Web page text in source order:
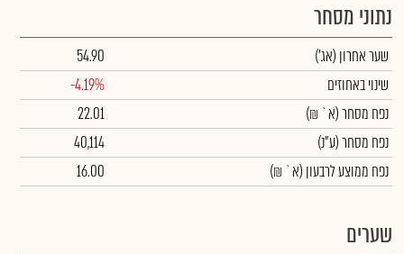
נתוני מסחר
שער אחרון (אג')
54.90
שינוי באחוזים
-4.19%
נפח מסחר(א` ₪)
22.01
נפח מסחר(ע"נ)
40,114
נפח ממוצע לרבעון (א` ₪)
16.00
שערים